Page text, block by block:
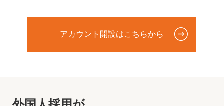
アカウント開設はこちらから